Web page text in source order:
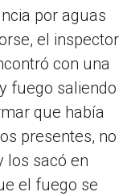
por aguas
el inspector
con una
fuego saliendo
que había
presentes, no
los sacó en
el fuego se